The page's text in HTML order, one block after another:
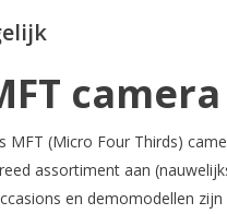
(Micro Four Thirds)
assortiment aan
en demomodellen